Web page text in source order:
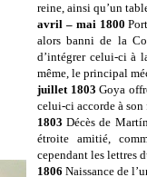
reine, ainsi qu’un
avril – mai 1800
alors banni de la
d’intégrer celui-ci à
même, le principal
juillet 1803 Goya
celui-ci accorde à son
1803Décès de
étroite amitié,
cependant les lettres
1806 Naissance de